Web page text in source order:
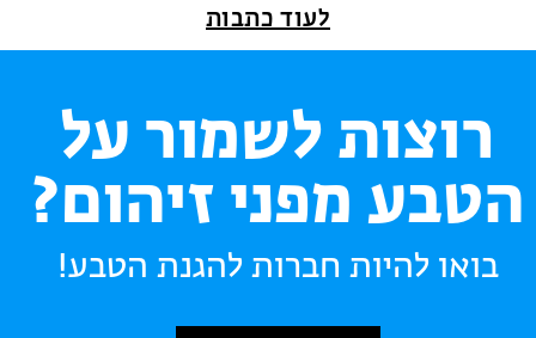
לעוד כתבות
רוצות לשמור על
הטבע מפני זיהום?
בואו להיות חברות להגנת הטבע!